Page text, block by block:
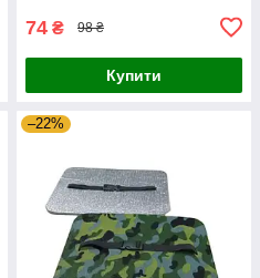
74 ₴ 98 ₴
Купити
–22%